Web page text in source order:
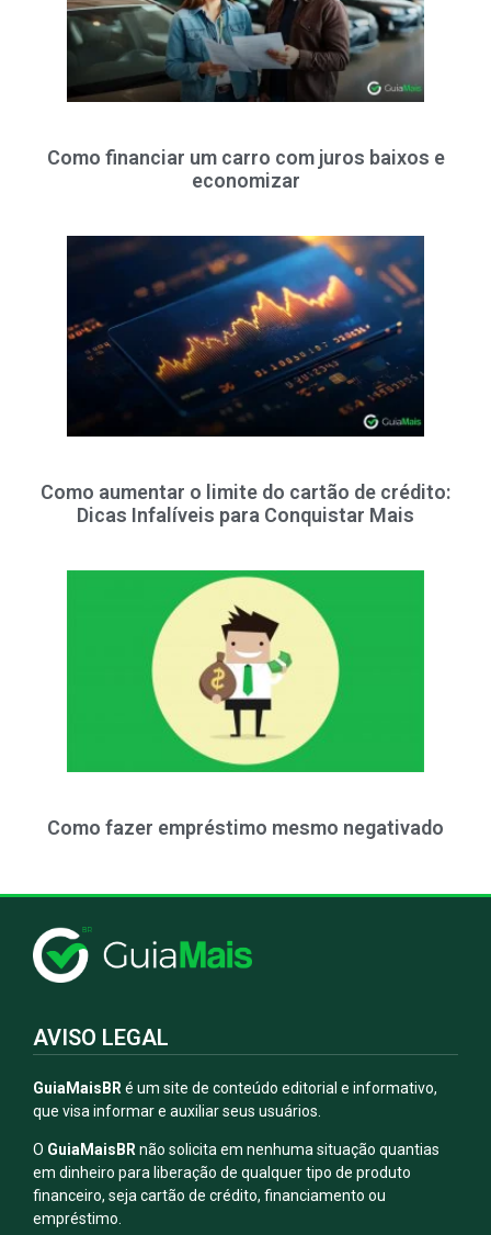
Como financiar um carro com juros baixos e
economizar
Como aumentar o limite do cartão de crédito:
Dicas Infalíveis para Conquistar Mais
Como fazer empréstimo mesmo negativado
AVISO LEGAL
GuiaMaisBR é um site de conteúdo editorial e informativo,
que visa informar e auxiliar seus usuários.
O GuiaMaisBRnão solicita em nenhuma situação quantias
em dinheiro para liberação de qualquer tipo de produto
financeiro, seja cartão de crédito, financiamento ou
empréstimo.